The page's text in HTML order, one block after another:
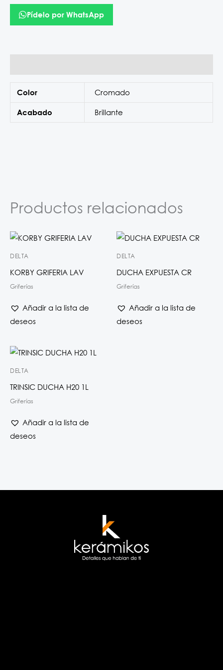
Pídelo por WhatsApp
Color Cromado
Acabado Brillante
Productos relacionados
DELTA
KORBY GRIFERIA LAV
Griferías
Añadir a la lista de
deseos
DELTA
DUCHA EXPUESTA CR
Griferías
Añadir a la lista de
deseos
DELTA
TRINSIC DUCHA H20 1L
Griferías
Añadir a la lista de
deseos